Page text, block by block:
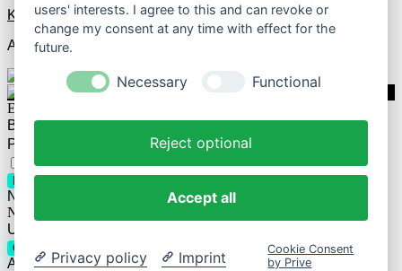
Kontakt
Alle Rechte vorbehalten.
users' interests. I agree to this and can revoke or
change my consent at any time with effect for the
future.
Necessary Functional
Reject optional
Accept all
Privacy policy Imprint
Cookie Consent
by Prive
Einloggen
Benutzername
Passwort
Passwort vergessen?
Eingeloggt bleiben
Login
Noch kein Account?
Registrieren
Neues Passwort anfordern
Username or E-mail
Get new password
Already have an account?Login